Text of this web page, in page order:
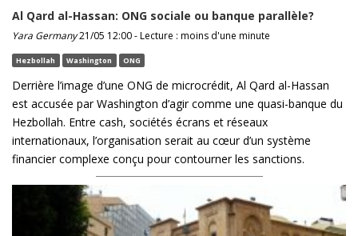
Al Qard al-Hassan: ONG sociale ou banque parallèle?
Yara Germany21/05 12:00 - Lecture : moins d'une minute
Hezbollah Washington ONG
Derrière l’image d’une ONG de microcrédit, Al Qard al-Hassan
est accusée par Washington d’agir comme une quasi-banque du
Hezbollah. Entre cash, sociétés écrans et réseaux
internationaux, l’organisation serait au cœur d’un système
financier complexe conçu pour contourner les sanctions.